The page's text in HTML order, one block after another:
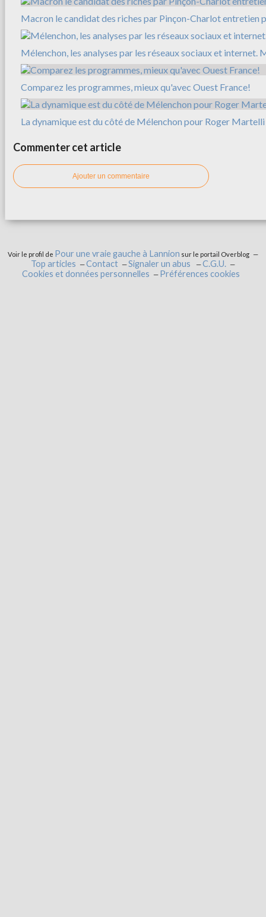
Macron le candidat des riches par Pinçon-Charlot entretien
Mélenchon, les analyses par les réseaux sociaux et internet.
Comparez les programmes, mieux qu'avec Ouest France!
La dynamique est du côté de Mélenchon pour Roger Martelli
Commenter cet article
Ajouter un commentaire
Voir le profil de Pour une vraie gauche à Lannion sur le portail Overblog
Top articles Contact Signaler un abus
C.G.U.
Cookies et données personnelles
Préférences cookies